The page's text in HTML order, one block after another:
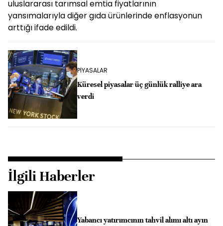
uluslararası tarımsal emtia fiyatlarının
yansımalarıyla diğer gıda ürünlerinde enflasyonun
arttığı ifade edildi.
PİYASALAR
Küresel piyasalar üç günlük ralliye ara
verdi
İlgili Haberler
Yabancı yatırımcının tahvil alımı altı ayın